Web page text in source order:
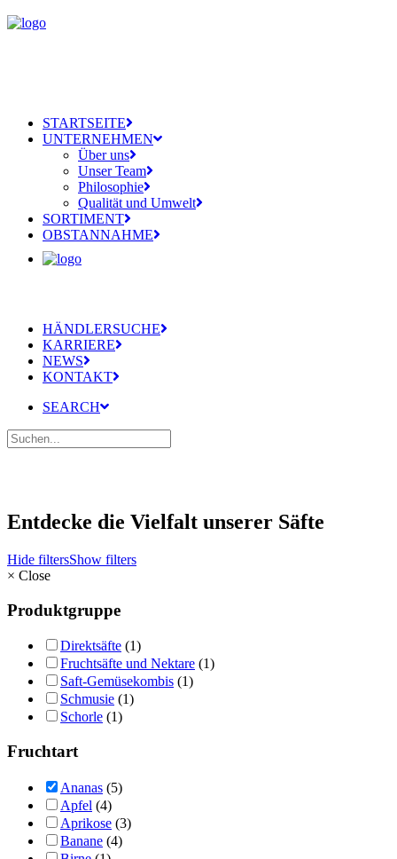
STARTSEITE
UNTERNEHMEN
Über uns
Unser Team
Philosophie
Qualität und Umwelt
SORTIMENT
OBSTANNAHME
HÄNDLERSUCHE
KARRIERE
NEWS
KONTAKT
SEARCH
Entdecke die Vielfalt unserer Säfte
Hide filtersShow filters
× Close
Produktgruppe
Direktsäfte (1)
Fruchtsäfte und Nektare (1)
Saft-Gemüsekombis (1)
Schmusie (1)
Schorle (1)
Fruchtart
Ananas (5)
Apfel (4)
Aprikose (3)
Banane (4)